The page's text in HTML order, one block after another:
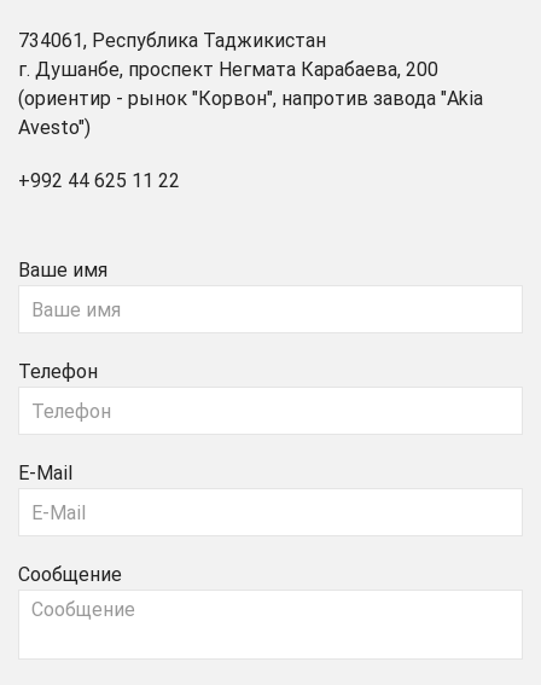
734061, Республика Таджикистан
г. Душанбе, проспект Негмата Карабаева, 200
(ориентир - рынок "Корвон", напротив завода "Akia
Avesto")
+992 44 625 11 22
Ваше имя
Телефон
E-Mail
Сообщение